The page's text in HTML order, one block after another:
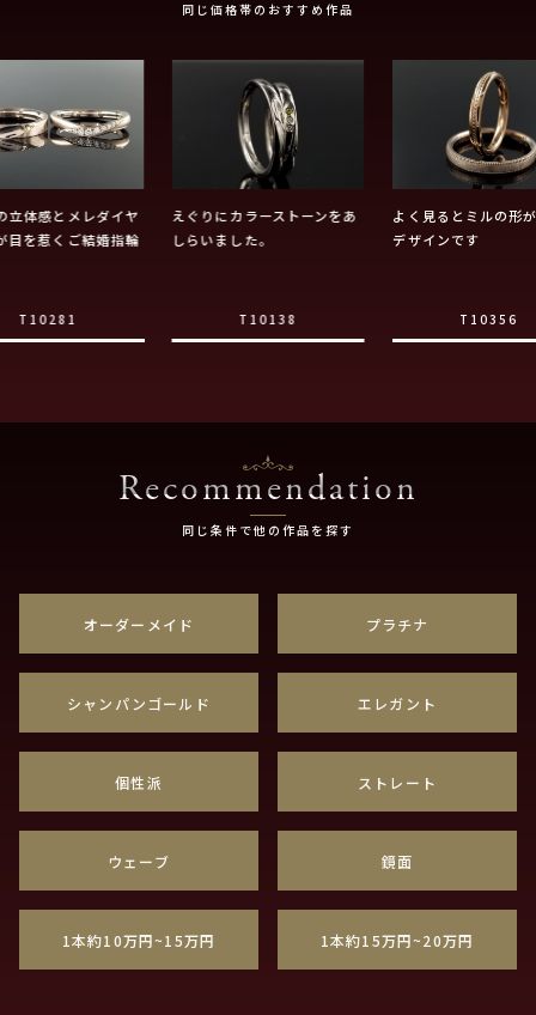
同じ価格帯のおすすめ作品
立体感とメレダイヤ
目を惹くご結婚指輪
T10281
えぐりにカラーストーンをあ
しらいました。
T10138
よく見るとミルの形
デザインです
T10356
Recommendation
同じ条件で他の作品を探す
オーダーメイド プラチナ
シャンパンゴールド エレガント
個性派 ストレート
ウェーブ 鏡面
1本約10万円~15万円 1本約15万円~20万円